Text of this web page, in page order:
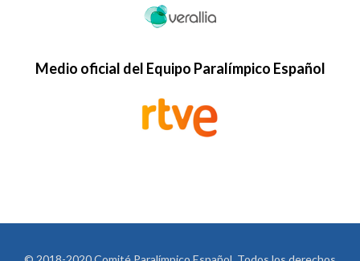
Medio oficial del Equipo Paralímpico Español